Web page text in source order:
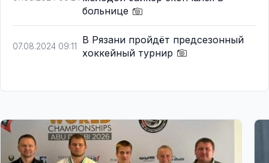
больнице
07.08.2024 09:11
В Рязани пройдёт предсезонный
хоккейный турнир